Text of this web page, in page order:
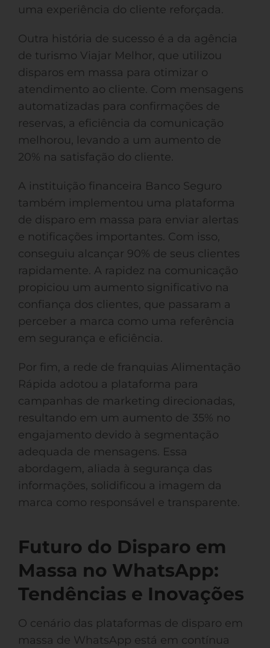
uma experiência do cliente reforçada.
Outra história de sucesso é a da agência
de turismo Viajar Melhor, que utilizou
disparos em massa para otimizar o
atendimento ao cliente. Com mensagens
automatizadas para confirmações de
reservas, a eficiência da comunicação
melhorou, levando a um aumento de
20% na satisfação do cliente.
A instituição financeira Banco Seguro
também implementou uma plataforma
de disparo em massa para enviar alertas
e notificações importantes. Com isso,
conseguiu alcançar 90% de seus clientes
rapidamente. A rapidez na comunicação
propiciou um aumento significativo na
confiança dos clientes, que passaram a
perceber a marca como uma referência
em segurança e eficiência.
Por fim, a rede de franquias Alimentação
Rápida adotou a plataforma para
campanhas de marketing direcionadas,
resultando em um aumento de 35% no
engajamento devido à segmentação
adequada de mensagens. Essa
abordagem, aliada à segurança das
informações, solidificou a imagem da
marca como responsável e transparente.
Futuro do Disparo em
Massa no WhatsApp:
Tendências e Inovações
O cenário das plataformas de disparo em
massa de WhatsApp está em contínua